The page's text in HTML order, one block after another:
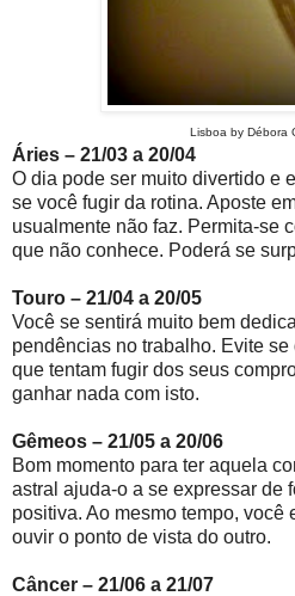
Lisboa by Débora
Áries – 21/03 a 20/04
O dia pode ser muito divertido e
se você fugir da rotina. Aposte
usualmente não faz. Permita-se
que não conhece. Poderá se
Touro – 21/04 a 20/05
Você se sentirá muito bem
pendências no trabalho. Evite
que tentam fugir dos seus
ganhar nada com isto.
Gêmeos – 21/05 a 20/06
Bom momento para ter aquela
astral ajuda-o a se expressar de
positiva. Ao mesmo tempo, você
ouvir o ponto de vista do outro.
Câncer – 21/06 a 21/07